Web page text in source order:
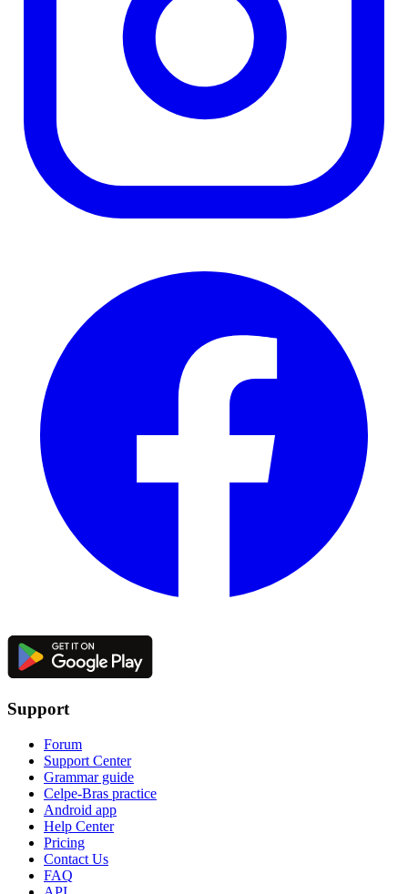
Support
Forum
Support Center
Grammar guide
Celpe-Bras practice
Android app
Help Center
Pricing
Contact Us
FAQ